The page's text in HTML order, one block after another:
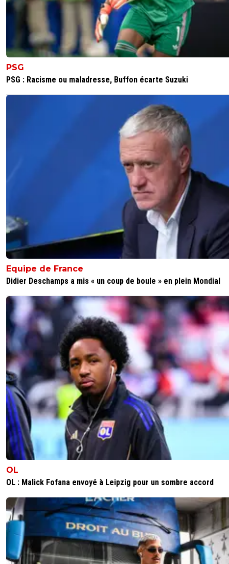
PSG
PSG : Racisme ou maladresse, Buffon écarte Suzuki
Equipe de France
Didier Deschamps a mis « un coup de boule » en plein Mondial
OL
OL : Malick Fofana envoyé à Leipzig pour un sombre accord